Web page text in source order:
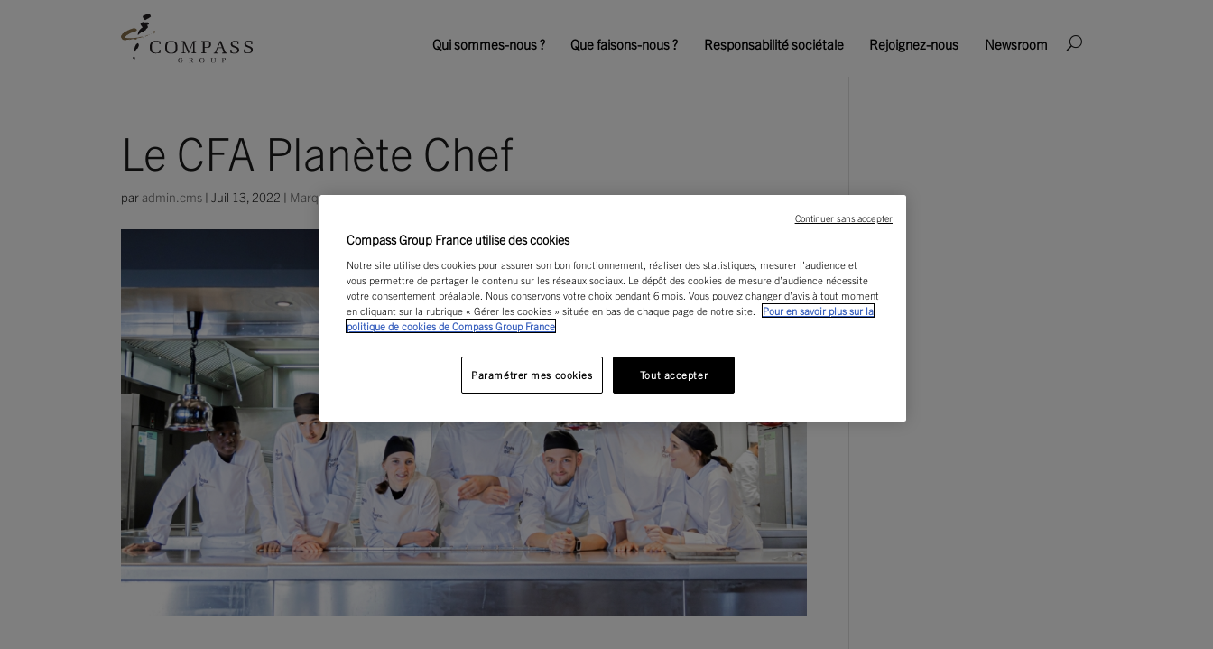
Qui sommes-nous ? Que faisons-nous ? Responsabilité sociétale Rejoignez-nous Newsroom
Le CFA Planète Chef
paradmin.cms |Juil 13, 2022 | Marques
Compass Group France utilise des cookies
Notre site utilise des cookies pour assurer son bon fonctionnement, réaliser des statistiques, mesurer l'audience et
vous permettre de partager le contenu sur les réseaux sociaux. Le dépôt des cookies de mesure d’audience nécessite
votre consentement préalable. Nous conservons votre choix pendant 6 mois. Vous pouvez changer d’avis à tout moment
en cliquant sur la rubrique « Gérer les cookies » située en bas de chaque page de notre site.
Pour en savoir plus sur la
politique de cookies de Compass Group France
Tout accepter
Paramétrer mes cookies
Continuer sans accepter